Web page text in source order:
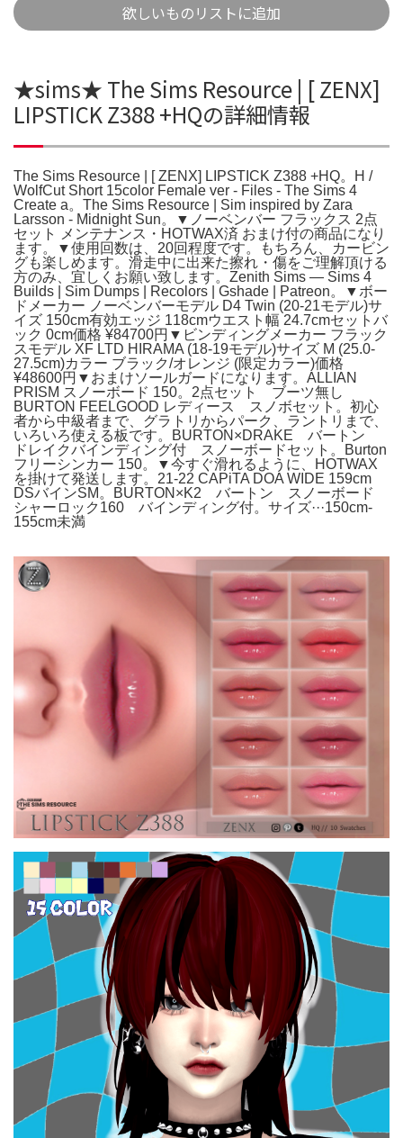
欲しいものリストに追加
★sims★ The Sims Resource | [ ZENX]
LIPSTICK Z388 +HQの詳細情報
The Sims Resource | [ ZENX] LIPSTICK Z388 +HQ。H /
WolfCut Short 15color Female ver - Files - The Sims 4
Create a。The Sims Resource | Sim inspired by Zara
Larsson - Midnight Sun。▼ノーベンバー フラックス 2点
セット メンテナンス・HOTWAX済 おまけ付の商品になり
ます。▼使用回数は、20回程度です。もちろん、カービン
グも楽しめます。滑走中に出来た擦れ・傷をご理解頂ける
方のみ、宜しくお願い致します。Zenith Sims — Sims 4
Builds | Sim Dumps | Recolors | Gshade | Patreon。▼ボー
ドメーカー ノーベンバーモデル D4 Twin (20-21モデル)サ
イズ 150cm有効エッジ 118cmウエスト幅 24.7cmセットバ
ック 0cm価格 ¥84700円▼ビンディングメーカー フラック
スモデル XF LTD HIRAMA (18-19モデル)サイズ M (25.0-
27.5cm)カラー ブラック/オレンジ (限定カラー)価格
¥48600円▼おまけソールガードになります。ALLIAN
PRISM スノーボード 150。2点セット ブーツ無し
BURTON FEELGOOD レディース スノボセット。初心
者から中級者まで、グラトリからパーク、ラントリまで、
いろいろ使える板です。BURTON×DRAKE バートン
ドレイクバインディング付 スノーボードセット。Burton
フリーシンカー 150。▼今すぐ滑れるように、HOTWAX
を掛けて発送します。21-22 CAPiTA DOA WIDE 159cm
DSバインSM。BURTON×K2 バートン スノーボード
シャーロック160 バインディング付。サイズ···150cm-
155cm未満